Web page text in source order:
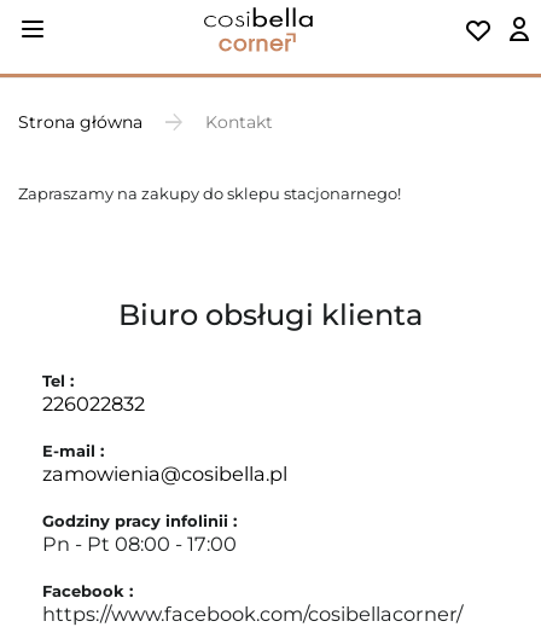
Strona główna Kontakt
Zapraszamy na zakupy do sklepu stacjonarnego!
Biuro obsługi klienta
Tel :
226022832
E-mail :
zamowienia@cosibella.pl
Godziny pracy infolinii :
Pn - Pt 08:00 - 17:00
Facebook :
https://www.facebook.com/cosibellacorner/